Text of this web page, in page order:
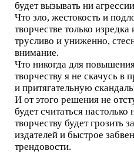
будет вызывать ни
Что зло, жестокость и
творчестве только
трусливо и униженно,
внимание.
Что никогда для
творчеству я не скачусь в
и притягательную
И от этого решения не
будет считаться
творчеству будет грозить
издателей и быстрое
трендовости.